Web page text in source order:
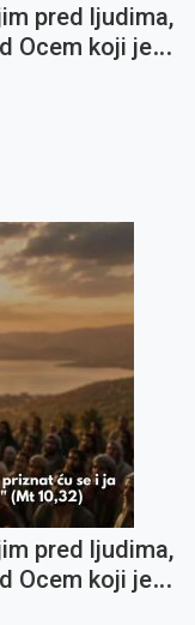
pred ljudima,
Ocem koji je
pred ljudima,
Ocem koji je